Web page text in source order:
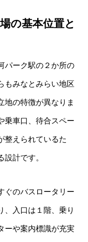
の基本位置と
パーク駅の２か所の
もみなとみらい地区
地の特徴が異なりま
乗車口、待合スペー
整えられているた
計です。
ぐのバスロータリー
、入口は１階、乗り
ーや案内標識が充実